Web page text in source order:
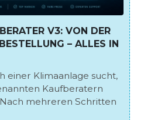
V3: VON DER
– ALLES IN
einer Klimaanlage sucht,
Kaufberatern
mehreren Schritten